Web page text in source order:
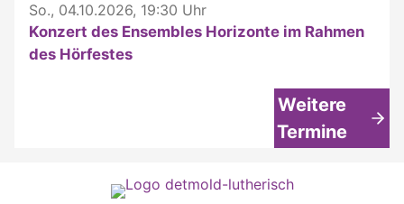
So., 04.10.2026, 19:30 Uhr
Konzert des Ensembles Horizonte im Rahmen
des Hörfestes
Weitere
Termine